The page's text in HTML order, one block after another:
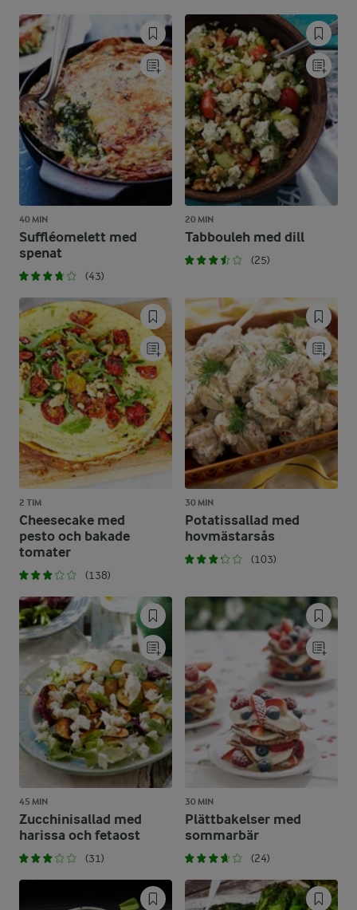
40 MIN
Suffléomelett med
spenat
(43)
20 MIN
Tabbouleh med dill
(25)
2 TIM
Cheesecake med
pesto och bakade
tomater
(138)
30 MIN
Potatissallad med
hovmästarsås
(103)
45 MIN
Zucchinisallad med
harissa och fetaost
(31)
30 MIN
Plättbakelser med
sommarbär
(24)